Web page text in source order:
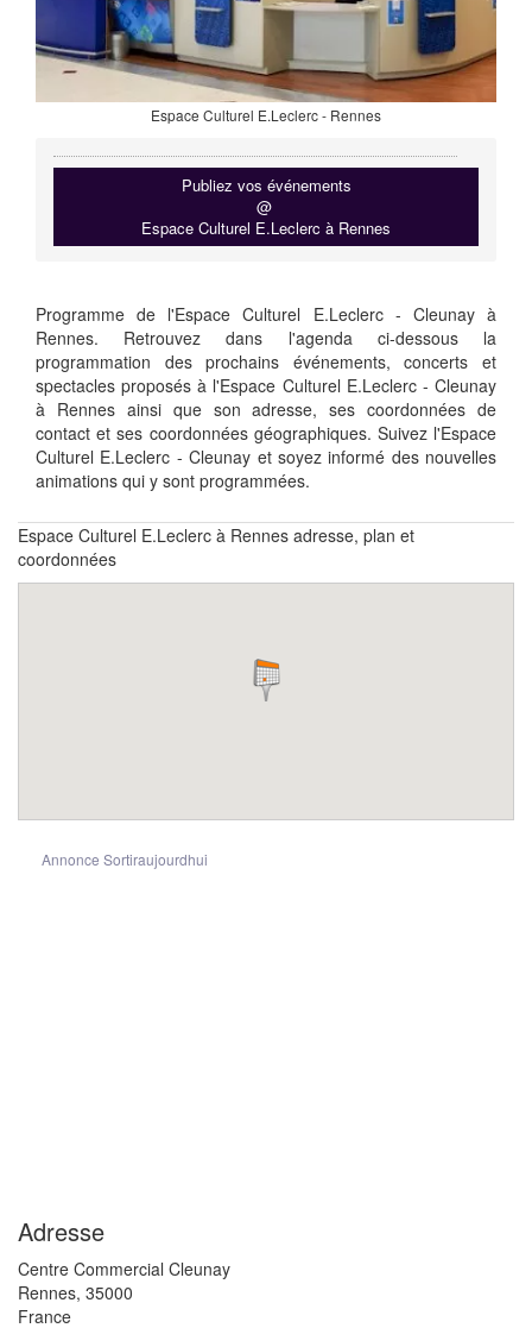
Espace Culturel E.Leclerc - Rennes
Publiez vos événements
@
Espace Culturel E.Leclerc à Rennes
Programme de l'Espace Culturel E.Leclerc - Cleunay à
Rennes. Retrouvez dans l'agenda ci-dessous la
programmation des prochains événements, concerts et
spectacles proposés à l'Espace Culturel E.Leclerc - Cleunay
à Rennes ainsi que son adresse, ses coordonnées de
contact et ses coordonnées géographiques. Suivez l'Espace
Culturel E.Leclerc - Cleunay et soyez informé des nouvelles
animations qui y sont programmées.
Espace Culturel E.Leclerc à Rennes adresse, plan et
coordonnées
Annonce Sortiraujourdhui
Adresse
Centre Commercial Cleunay
Rennes, 35000
France